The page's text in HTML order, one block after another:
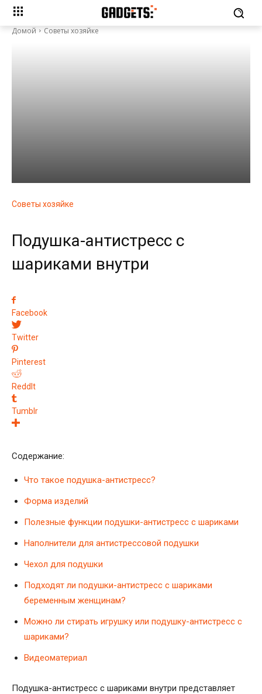
Домой Советы хозяйке
Советы хозяйке
Подушка-антистресс с
шариками внутри
Facebook
Twitter
Pinterest
ReddIt
Tumblr
Содержание:
Что такое подушка-антистресс?
Форма изделий
Полезные функции подушки-антистресс с шариками
Наполнители для антистрессовой подушки
Чехол для подушки
Подходят ли подушки-антистресс с шариками
беременным женщинам?
Можно ли стирать игрушку или подушку-антистресс с
шариками?
Видеоматериал
Подушка-антистресс с шариками внутри представляет